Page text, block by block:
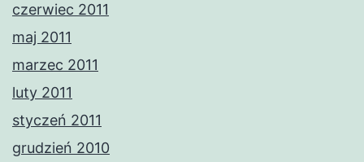
czerwiec 2011
maj 2011
marzec 2011
luty 2011
styczeń 2011
grudzień 2010